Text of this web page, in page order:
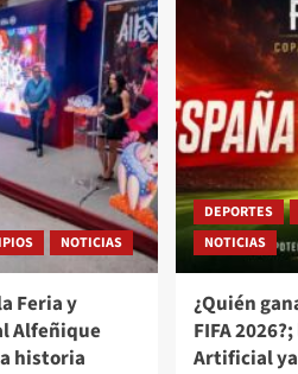
NOTICIAS
Feria y
Alfeñique
historia
DEPORTES
NOTICIAS
¿Quién
FIFA
Artificial